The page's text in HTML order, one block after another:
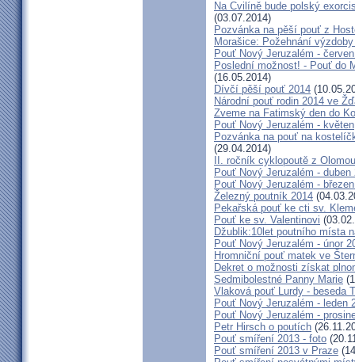
Na Cvilíně bude polský
(03.07.2014)
Pozvánka na pěší pouť z
Morašice: Požehnání
Pouť Nový Jeruzalém -
Poslední možnost! - Pouť do
(16.05.2014)
Dívčí pěší pouť 2014
Národní pouť rodin 2014 ve
Zveme na Fatimský den do
Pouť Nový Jeruzalém - květen
Pozvánka na pouť na
(29.04.2014)
II. ročník cyklopoutě z
Pouť Nový Jeruzalém - duben
Pouť Nový Jeruzalém -
Železný poutník 2014
Pekařská pouť ke cti sv.
Pouť ke sv. Valentinovi
Džublik:10let poutního místa
Pouť Nový Jeruzalém - únor
Hromniční pouť matek ve
Dekret o možnosti získat
Sedmibolestné Panny Marie
Vlaková pouť Lurdy - beseda
Pouť Nový Jeruzalém - leden
Pouť Nový Jeruzalém -
Petr Hirsch o poutích
Pouť smíření 2013 - foto
Pouť smíření 2013 v Praze